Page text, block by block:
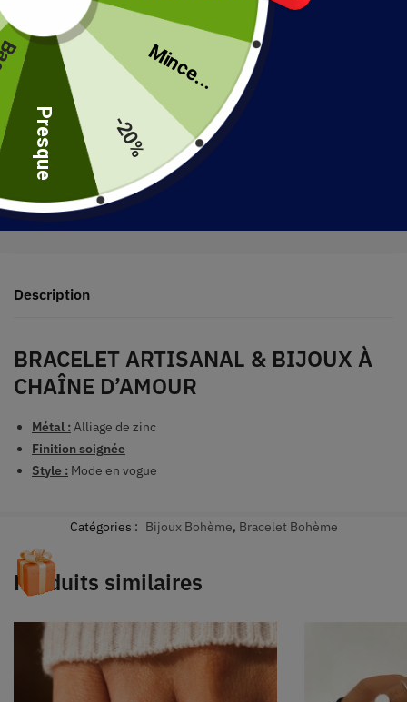
30 jours pour retourner votre produit
Expédié en 48 heures
Description
BRACELET ARTISANAL & BIJOUX À
CHAÎNE D’AMOUR
Métal :Alliage de zinc
Finition soignée
Style : Mode en vogue
Catégories : Bijoux Bohème, Bracelet Bohème
Produits similaires
Mince...
-20%
Presque